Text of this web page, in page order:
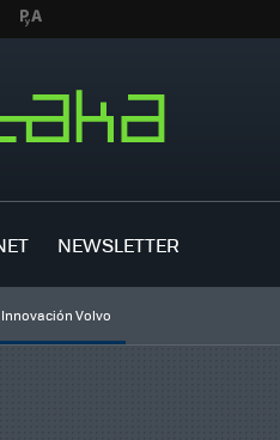
NEWSLETTER
Innovación Volvo